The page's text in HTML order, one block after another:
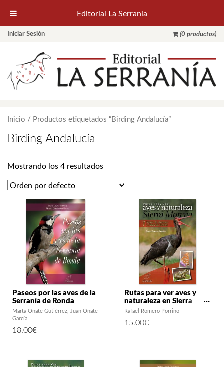
Iniciar Sesión (0 productos)
Inicio / Productos etiquetados “Birding Andalucía”
Birding Andalucía
Mostrando los 4 resultados
Paseos por las aves de la
Serranía de Ronda
Marta Oñate Gutiérrez
Juan Oñate
García
18.00€
Rutas para ver aves y
naturaleza en Sierra
Morena. 1: Sierra de
Aroche
Rafael Romero Porrino
15.00€
Editorial La Serranía